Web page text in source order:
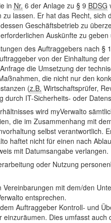
in Nr. 6 der Anlage zu § 9 BDSG
lassen. Er hat das Recht,
Geschäftsbetrieb zu
Auskünfte zu
des Auftraggebers nach §
von der Einhaltung
die Umsetzung der
die nicht nur den
(z.B. Wirtschaftsprüfer,
durch IT-Sicherheits- oder
wird myVerwalto
die im Zusammenhang mit
selbst verantwortlich.
haftet nicht für einen nach
mit Datumsangabe verlangen.
oder Nutzung
Vereinbarungen mit dem/den
entsprechen.
Auftraggeber Kontroll- und
Dies umfasst